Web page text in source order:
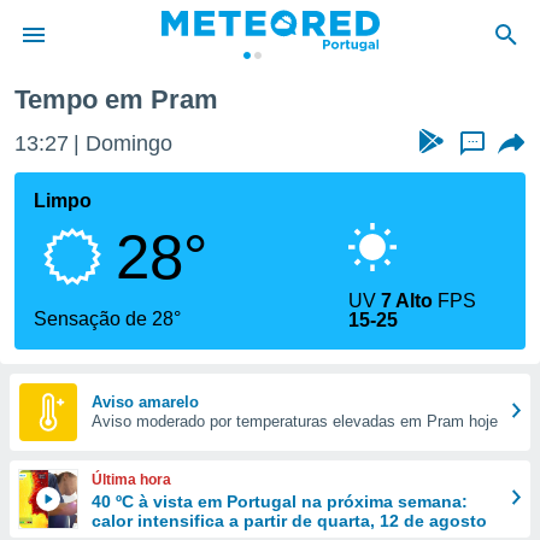
da
foi
fornecidas
a este
das
e
forma
digital
Tempo em Pram
13:27 Domingo ...
Limpo
28°
Sensação de 28°
UV7 Alto FPS
15-25
Aviso amarelo
Aviso moderado por temperaturas elevadas em Pram hoje
Última hora
40 ºC à vista em Portugal na próxima semana:
calor intensifica a partir de quarta, 12 de agosto